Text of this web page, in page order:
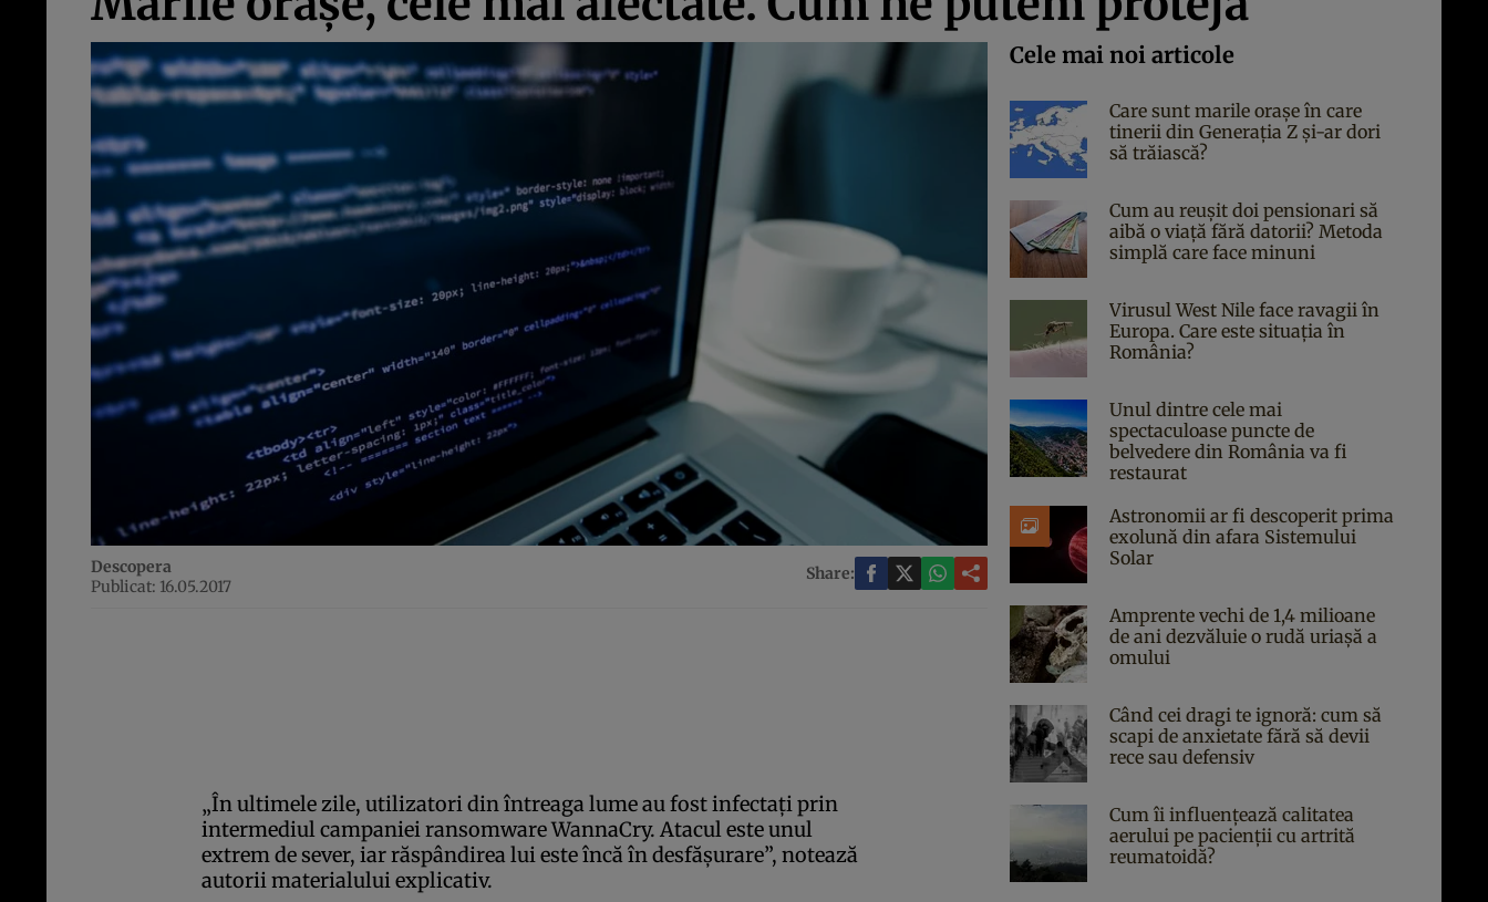
Descopera
Publicat: 16.05.2017
Share:
„În ultimele zile, utilizatori din întreaga lume au fost infectaţi prin
intermediul campaniei ransomware WannaCry. Atacul este unul
extrem de sever, iar răspândirea lui este încă în desfăşurare”, notează
autorii materialului explicativ.
Cele mai noi articole
Care sunt marile orașe în care
tinerii din Generația Z și-ar dori
să trăiască?
Cum au reușit doi pensionari să
aibă o viață fără datorii? Metoda
simplă care face minuni
Virusul West Nile face ravagii în
Europa. Care este situația în
România?
Unul dintre cele mai
spectaculoase puncte de
belvedere din România va fi
restaurat
Astronomii ar fi descoperit prima
exolună din afara Sistemului
Solar
Amprente vechi de 1,4 milioane
de ani dezvăluie o rudă uriașă a
omului
Când cei dragi te ignoră: cum să
scapi de anxietate fără să devii
rece sau defensiv
Cum îi influențează calitatea
aerului pe pacienții cu artrită
reumatoidă?